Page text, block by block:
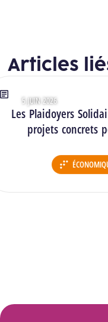
Articles
Les Plaidoyers
projets concrets
Type : Articles
5 JUIN 2026
DÉPARTEMENT